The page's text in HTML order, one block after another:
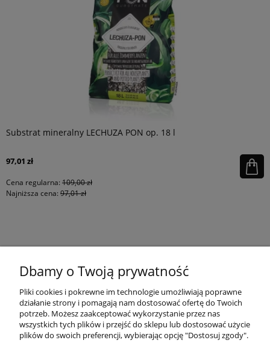
Substrat mineralny LECHUZA PON op. 18 l
97,01 zł
Cena regularna: 109,00 zł
Najniższa cena: 97,01 zł
MOJE KONTO
PŁATNOŚCI I DOSTAWA
Dbamy o Twoją prywatność
Pliki cookies i pokrewne im technologie umożliwiają poprawne
działanie strony i pomagają nam dostosować ofertę do Twoich
potrzeb. Możesz zaakceptować wykorzystanie przez nas
wszystkich tych plików i przejść do sklepu lub dostosować użycie
plików do swoich preferencji, wybierając opcję "Dostosuj zgody".